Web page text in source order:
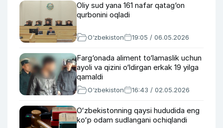
Oliy sud yana 161 nafar qatag‘on
qurbonini oqladi
O‘zbekiston 19:05 / 06.05.2026
Farg‘onada aliment to‘lamaslik uchun
ayoli va qizini o‘ldirgan erkak 19 yilga
qamaldi
O‘zbekiston 16:43 / 02.05.2026
Oʻzbekistonning qaysi hududida eng
koʻp odam sudlangani ochiqlandi